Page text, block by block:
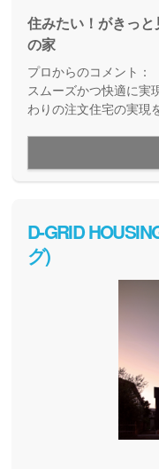
住みたい！がきっ
の家
プロからのコメント：
スムーズかつ快適に実
わりの注文住宅の実現
耐久の安心快適な住ま
ンスや将来的なリフォ
だけます。
D-GRID
グ)